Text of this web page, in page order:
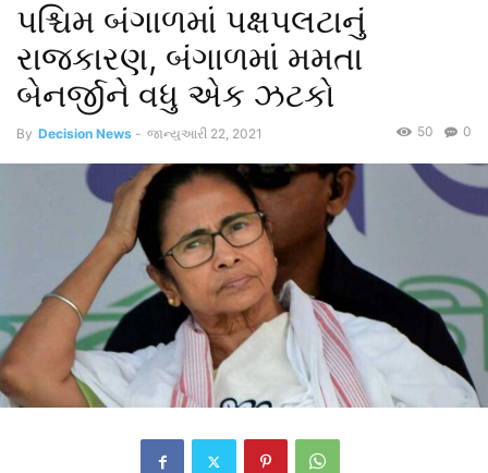
પશ્ચિમ બંગાળમાં પક્ષપલટાનું
રાજકારણ, બંગાળમાં મમતા
બેનર્જીને વધુ એક ઝટકો
By Decision News - જાન્યુઆરી 22, 2021 0
50